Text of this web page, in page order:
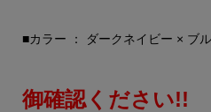
■カラー ： ダークネイビー × ブ
御確認ください!!